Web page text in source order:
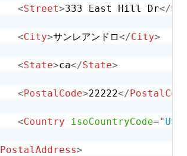
<Street>333 East Hill Dr</
<City>サンレアンドロ</City>
<State>ca</State>
<PostalCode>22222</PostalCode
<Country isoCountryCode=" US
PostalAddress>